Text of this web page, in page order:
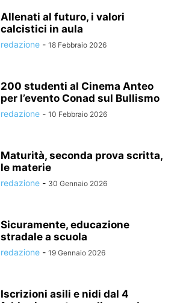
Allenati al futuro, i valori
calcistici in aula
redazione - 18 Febbraio 2026
200 studenti al Cinema Anteo
per l’evento Conad sul Bullismo
redazione - 10 Febbraio 2026
Maturità, seconda prova scritta,
le materie
redazione - 30 Gennaio 2026
Sicuramente, educazione
stradale a scuola
redazione - 19 Gennaio 2026
Iscrizioni asili e nidi dal 4